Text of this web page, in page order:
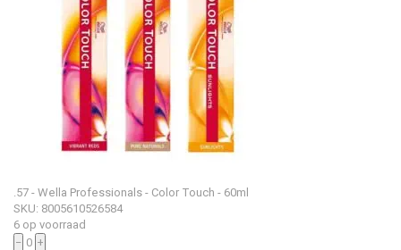
.57 - Wella Professionals - Color Touch - 60ml
SKU: 8005610526584
6 op voorraad
− 0 +